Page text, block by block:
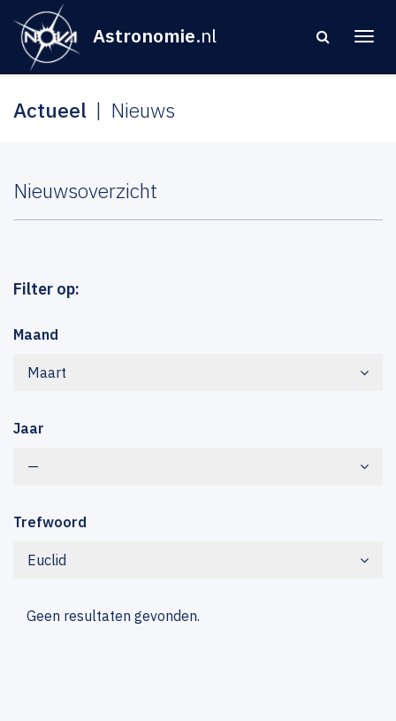
Astronomie.nl
Actueel Nieuws
Nieuwsoverzicht
Filter op:
Maand
Maart
Jaar
—
Trefwoord
Euclid
Geen resultaten gevonden.